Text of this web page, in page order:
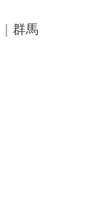
｜ 群馬